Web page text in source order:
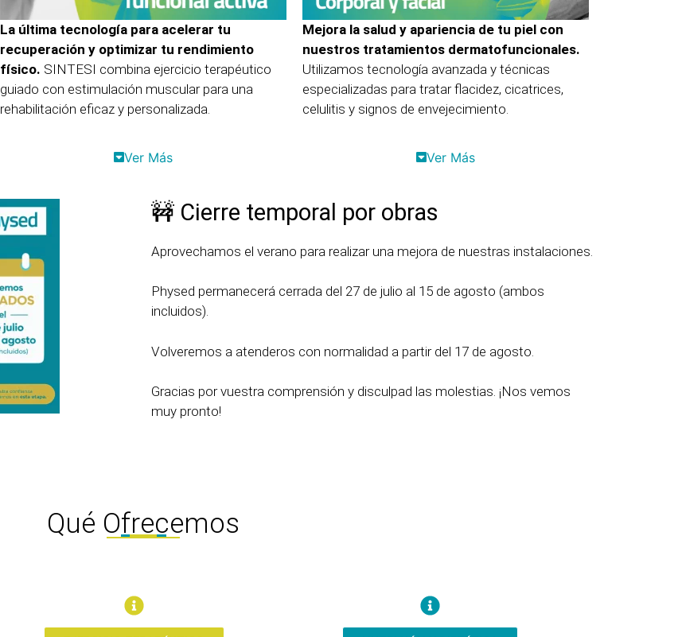
La última tecnología para acelerar tu
recuperación y optimizar tu rendimiento
físico. SINTESI combina ejercicio terapéutico
guiado con estimulación muscular para una
rehabilitación eficaz y personalizada.
Ver Más
Mejora la salud y apariencia de tu piel con
nuestros tratamientos dermatofuncionales.
Utilizamos tecnología avanzada y técnicas
especializadas para tratar flacidez, cicatrices,
celulitis y signos de envejecimiento.
Ver Más
🚧 Cierre temporal por obras
Aprovechamos el verano para realizar una mejora de nuestras instalaciones.
Physed permanecerá cerrada del 27 de julio al 15 de agosto (ambos
incluidos).
Volveremos a atenderos con normalidad a partir del 17 de agosto.
Gracias por vuestra comprensión y disculpad las molestias. ¡Nos vemos
muy pronto!
Qué Ofrecemos